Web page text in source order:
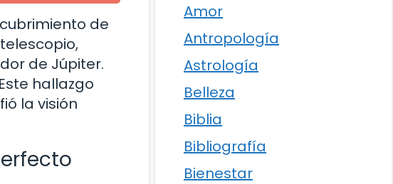
de
de Júpiter.
hallazgo
la visión
Amor
Antropología
Astrología
Belleza
Biblia
Bibliografía
Bienestar